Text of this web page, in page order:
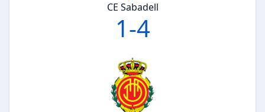
CE Sabadell
1-4